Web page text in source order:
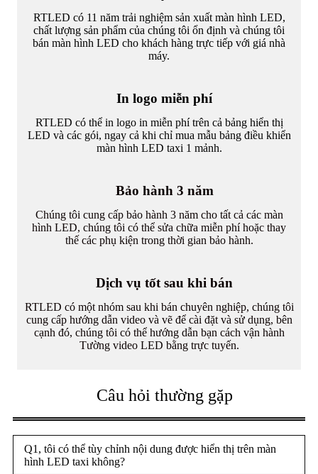
RTLED có 11 năm trải nghiệm sản xuất màn hình LED,
chất lượng sản phẩm của chúng tôi ổn định và chúng tôi
bán màn hình LED cho khách hàng trực tiếp với giá nhà
máy.
In logo miễn phí
RTLED có thể in logo in miễn phí trên cả bảng hiển thị
LED và các gói, ngay cả khi chỉ mua mẫu bảng điều khiển
màn hình LED taxi 1 mảnh.
Bảo hành 3 năm
Chúng tôi cung cấp bảo hành 3 năm cho tất cả các màn
hình LED, chúng tôi có thể sửa chữa miễn phí hoặc thay
thế các phụ kiện trong thời gian bảo hành.
Dịch vụ tốt sau khi bán
RTLED có một nhóm sau khi bán chuyên nghiệp, chúng tôi
cung cấp hướng dẫn video và vẽ để cài đặt và sử dụng, bên
cạnh đó, chúng tôi có thể hướng dẫn bạn cách vận hành
Tường video LED bằng trực tuyến.
Câu hỏi thường gặp
Q1, tôi có thể tùy chỉnh nội dung được hiển thị trên màn
hình LED taxi không?